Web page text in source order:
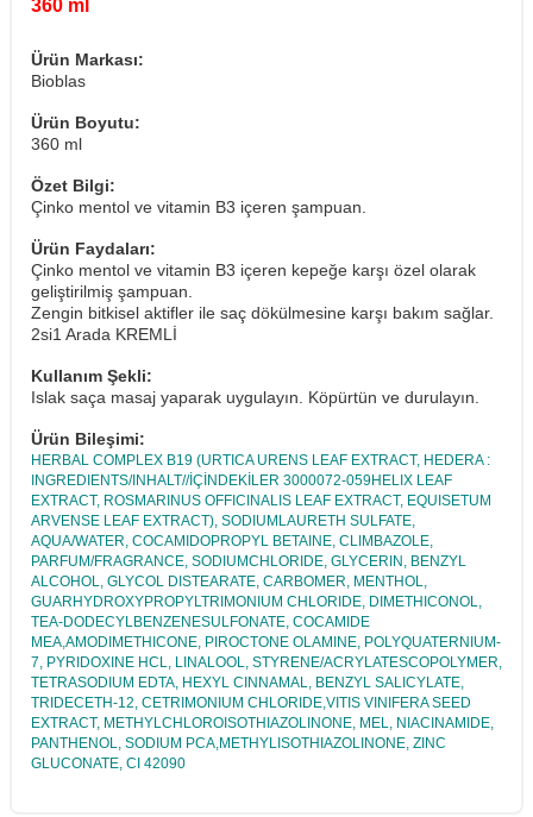
360 ml
Ürün Markası:
Bioblas
Ürün Boyutu:
360 ml
Özet Bilgi:
Çinko mentol ve vitamin B3 içeren şampuan.
Ürün Faydaları:
Çinko mentol ve vitamin B3 içeren kepeğe karşı özel olarak
geliştirilmiş şampuan.
Zengin bitkisel aktifler ile saç dökülmesine karşı bakım sağlar.
2si1 Arada KREMLİ
Kullanım Şekli:
Islak saça masaj yaparak uygulayın. Köpürtün ve durulayın.
Ürün Bileşimi:
HERBAL COMPLEX B19 (URTICA URENS LEAF EXTRACT, HEDERA :
INGREDIENTS/INHALT//İÇİNDEKİLER 3000072-059HELIX LEAF
EXTRACT, ROSMARINUS OFFICINALIS LEAF EXTRACT, EQUISETUM
ARVENSE LEAF EXTRACT), SODIUMLAURETH SULFATE,
AQUA/WATER, COCAMIDOPROPYL BETAINE, CLIMBAZOLE,
PARFUM/FRAGRANCE, SODIUMCHLORIDE, GLYCERIN, BENZYL
ALCOHOL, GLYCOL DISTEARATE, CARBOMER, MENTHOL,
GUARHYDROXYPROPYLTRIMONIUM CHLORIDE, DIMETHICONOL,
TEA-DODECYLBENZENESULFONATE, COCAMIDE
MEA,AMODIMETHICONE, PIROCTONE OLAMINE, POLYQUATERNIUM-
7, PYRIDOXINE HCL, LINALOOL, STYRENE/ACRYLATESCOPOLYMER,
TETRASODIUM EDTA, HEXYL CINNAMAL, BENZYL SALICYLATE,
TRIDECETH-12, CETRIMONIUM CHLORIDE,VITIS VINIFERA SEED
EXTRACT, METHYLCHLOROISOTHIAZOLINONE, MEL, NIACINAMIDE,
PANTHENOL, SODIUM PCA,METHYLISOTHIAZOLINONE, ZINC
GLUCONATE, CI 42090